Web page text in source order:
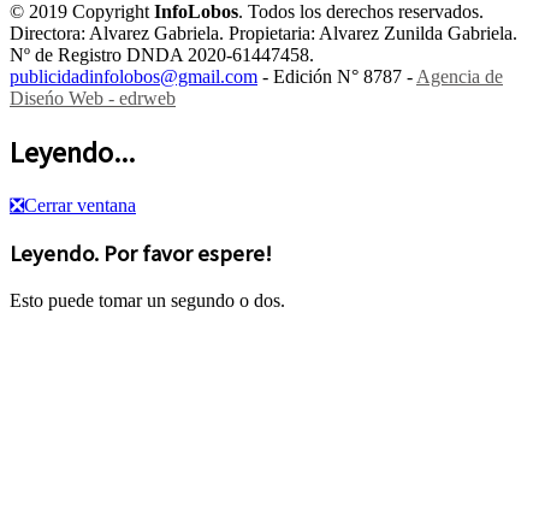
© 2019 CopyrightInfoLobos. Todos los derechos reservados.
Directora: Alvarez Gabriela. Propietaria: Alvarez Zunilda Gabriela.
Nº de Registro DNDA 2020-61447458.
publicidadinfolobos@gmail.com - Edición N° 8787 -Agencia de
Diseńo Web - edrweb
Leyendo...
❎Cerrar ventana
Leyendo. Por favor espere!
Esto puede tomar un segundo o dos.